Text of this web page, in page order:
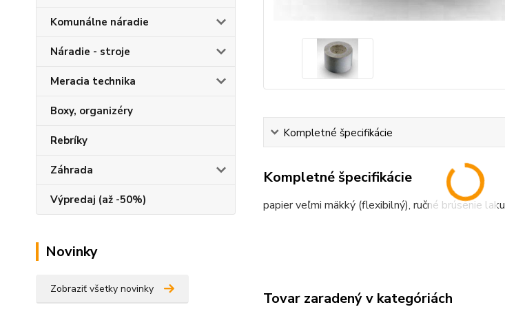
Komunálne náradie
Náradie - stroje
Meracia technika
Boxy, organizéry
Rebríky
Záhrada
Výpredaj (až -50%)
Novinky
Zobraziť všetky novinky
Kompletné špecifikácie
Kompletné špecifikácie
papier veľmi mäkký (flexibilný), ručné brúsenie laku
Tovar zaradený v kategóriách